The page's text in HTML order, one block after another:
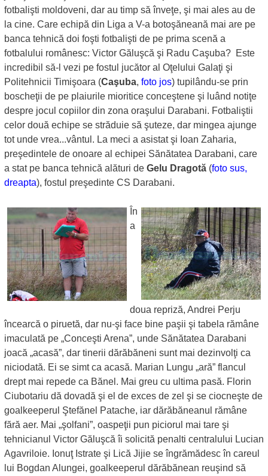
fotbalişti moldoveni, dar au timp să înveţe, şi mai ales au de
la cine. Care echipă din Liga a V-a botoşăneană mai are pe
banca tehnică doi foşti fotbalişti de pe prima scenă a
fotbalului românesc: Victor Găluşcă şi Radu Caşuba? Este
incredibil să-l vezi pe fostul jucător al Oţelului Galaţi şi
Politehnicii Timişoara (Caşuba, foto jos) tupilându-se prin
boscheţii de pe plaiurile mioritice conceştene şi luând notiţe
despre jocul copiilor din zona oraşului Darabani. Fotbaliştii
celor două echipe se străduie să şuteze, dar mingea ajunge
tot unde vrea...vântul. La meci a asistat şi Ioan Zaharia,
preşedintele de onoare al echipei Sănătatea Darabani, care
a stat pe banca tehnică alături de Gelu Dragotă(foto sus,
dreapta), fostul preşedinte CS Darabani.
În
a
doua repriză, Andrei Perju
încearcă o piruetă, dar nu-şi face bine paşii şi tabela rămâne
imaculată pe „Conceşti Arena”, unde Sănătatea Darabani
joacă „acasă”, dar tinerii dărăbăneni sunt mai dezinvolţi ca
niciodată. Ei se simt ca acasă. Marian Lungu „ară” flancul
drept mai repede ca Bănel. Mai greu cu ultima pasă. Florin
Ciubotariu dă dovadă şi el de exces de zel şi se ciocneşte de
goalkeeperul Ştefănel Patache, iar dărăbăneanul rămâne
fără aer. Mai „şolfani”, oaspeţii pun piciorul mai tare şi
tehnicianul Victor Găluşcă îi solicită penalti centralului Lucian
Agavriloie. Ionuţ Istrate şi Lică Jijie se îngrămădesc în careul
lui Bogdan Alungei, goalkeeperul dărăbănean reuşind să